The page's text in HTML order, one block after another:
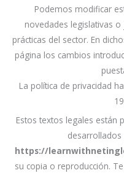
Podemos modificar
novedades legislativas
prácticas del sector. En
página los cambios
La política de privacidad
Estos textos legales están
desarrollados
https://
su copia o reproducción.